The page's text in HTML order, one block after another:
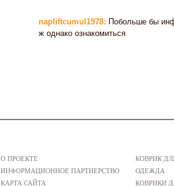
napliftcumul1978: Побольше бы
ж однако ознакомиться
О ПРОЕКТЕ
ИНФОРМАЦИОННОЕ ПАРТНЕРСТВО
КАРТА САЙТА
КОВРИК
ОДЕЖДА
КОВРИКИ